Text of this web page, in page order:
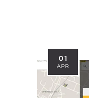
01
APR